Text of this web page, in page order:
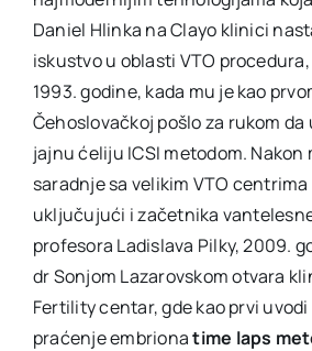
Daniel Hlinka na Clayo klinici
iskustvo u oblasti VTO
1993. godine, kada mu je kao
Čehoslovačkoj pošlo za rukom da
jajnu ćeliju ICSI metodom. Nakon
saradnje sa velikim VTO
uključujući i začetnika
profesora Ladislava Pilky, 2009.
dr Sonjom Lazarovskom otvara
Fertility centar, gde kao prvi
praćenje embrionatime laps